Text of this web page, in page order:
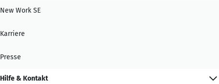
New Work SE
Karriere
Presse
Hilfe & Kontakt